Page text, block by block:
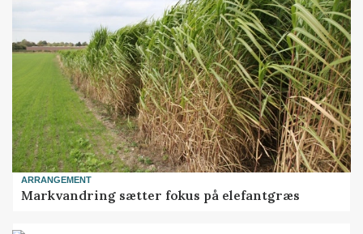
ARRANGEMENT
Markvandring sætter fokus på elefantgræs